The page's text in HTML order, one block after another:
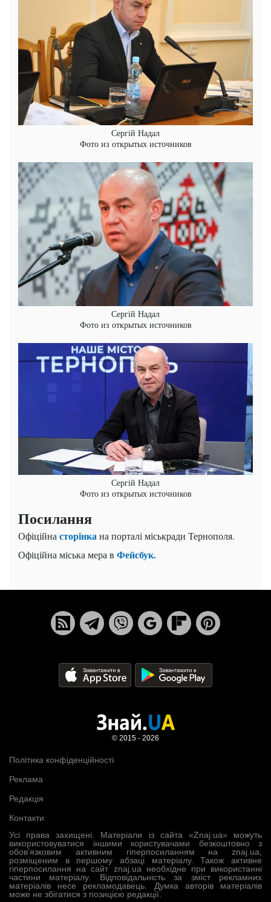
Сергій Надал
Фото из открытых источников
Сергій Надал
Фото из открытых источников
Сергій Надал
Фото из открытых источников
Посилання
Офіційна сторінкана порталі міськради Тернополя.
Офіційна міська мера в Фейсбук.
Усі права захищені. Матеріали із сайта «Znaj.ua» можуть
використовуватися іншими користувачами безкоштовно з
обов’язковим активним гіперпосиланням на znaj.ua,
розміщеним в першому абзаці матеріалу. Також активне
гіперпосилання на сайт znaj.ua необхідне при використанні
частини матеріалу. Відповідальність за зміст рекламних
матеріалів несе рекламодавець. Думка авторів матеріалів
може не збігатися з позицією редакції.
Політика конфіденційності
Реклама
Редакція
Контакти
© 2015 - 2026